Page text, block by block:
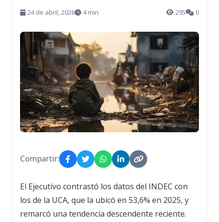
24 de abril, 2026 4 min 295 0
Compartir:
El Ejecutivo contrastó los datos del INDEC con
los de la UCA, que la ubicó en 53,6% en 2025, y
remarcó una tendencia descendente reciente.